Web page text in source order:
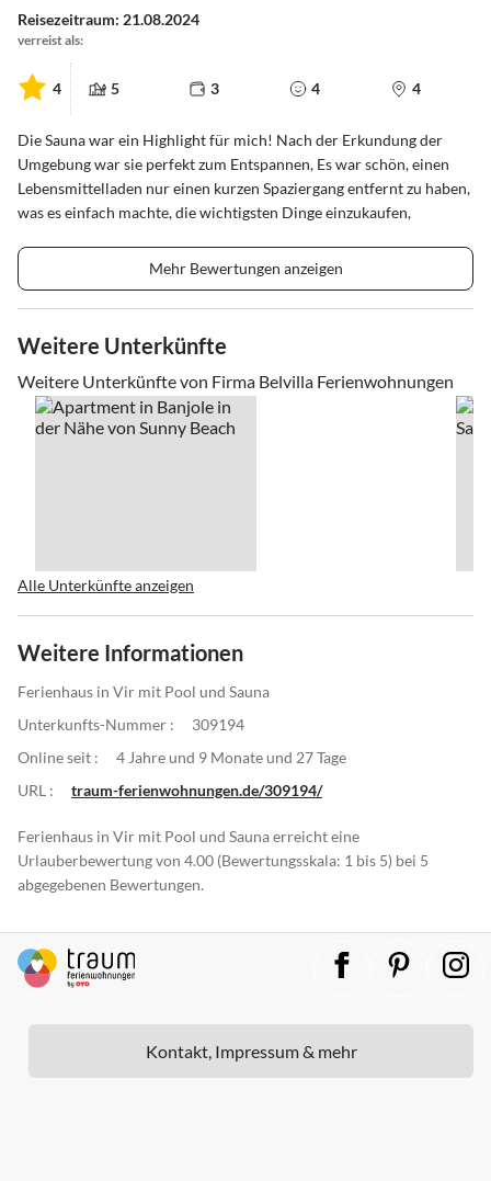
Reisezeitraum: 21.08.2024
verreist als:
4 5 3 4 4
Die Sauna war ein Highlight für mich! Nach der Erkundung der
Umgebung war sie perfekt zum Entspannen, Es war schön, einen
Lebensmittelladen nur einen kurzen Spaziergang entfernt zu haben,
was es einfach machte, die wichtigsten Dinge einzukaufen,
Mehr Bewertungen anzeigen
Weitere Unterkünfte
Weitere Unterkünfte von Firma Belvilla Ferienwohnungen
Alle Unterkünfte anzeigen
Weitere Informationen
Ferienhaus in Vir mit Pool und Sauna
Unterkunfts-Nummer :
309194
Online seit :
4 Jahre und 9 Monate und 27 Tage
URL :
traum-ferienwohnungen.de/309194/
Ferienhaus in Vir mit Pool und Sauna erreicht eine
Urlauberbewertung von 4.00 (Bewertungsskala: 1 bis 5) bei 5
abgegebenen Bewertungen.
Kontakt, Impressum & mehr